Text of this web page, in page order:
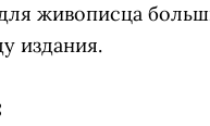
живописца
издания.